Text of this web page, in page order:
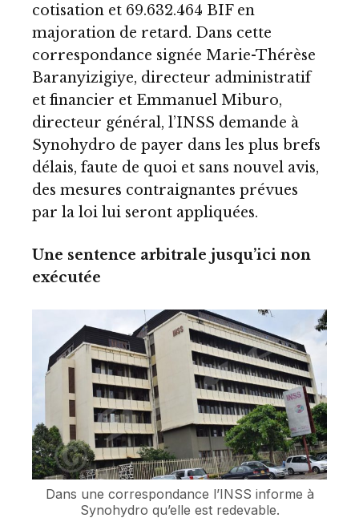
cotisation et 69.632.464 BIF en
majoration de retard. Dans cette
correspondance signée Marie-Thérèse
Baranyizigiye, directeur administratif
et financier et Emmanuel Miburo,
directeur général, l’INSS demande à
Synohydro de payer dans les plus brefs
délais, faute de quoi et sans nouvel avis,
des mesures contraignantes prévues
par la loi lui seront appliquées.
Une sentence arbitrale jusqu’ici non
exécutée
Dans une correspondance l’INSS informe à
Synohydro qu’elle est redevable.